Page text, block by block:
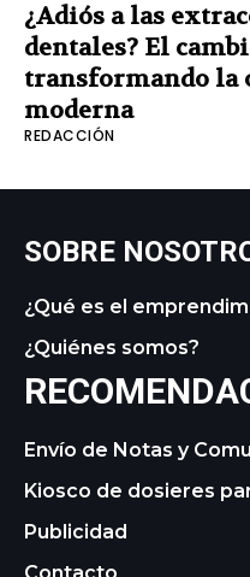
¿Adiós a las
dentales? El
transformando la
moderna
REDACCIÓN
SOBRE
¿Qué es el
¿Quiénes somos?
Envío de Notas y
Kiosco de dosieres
Publicidad